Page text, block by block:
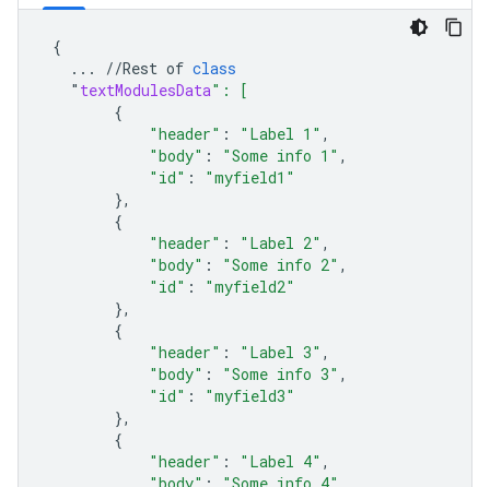
{
...
//Rest of class
" textModulesData": [
{
"header" : "Label 1" ,
"body" : "Some info 1" ,
"id" :
"myfield1"
},
{
"header" : "Label 2" ,
"body" : "Some info 2" ,
"id" :
"myfield2"
},
{
"header" : "Label 3" ,
"body" : "Some info 3" ,
"id" :
"myfield3"
},
{
"header" : "Label 4" ,